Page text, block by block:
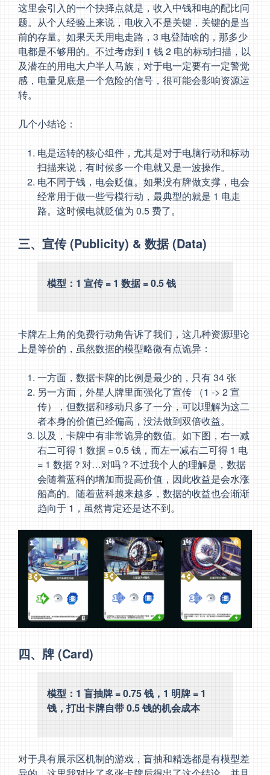
这里会引入的一个抉择点就是，收入中钱和电的配比问
题。从个人经验上来说，电收入不是关键，关键的是当
前的存量。如果天天用电走路，3 电登陆啥的，那多少
电都是不够用的。不过考虑到 1 钱 2 电的标动扫描，以
及潜在的用电大户半人马族，对于电一定要有一定警觉
感，电量见底是一个危险的信号，很可能会影响资源运
转。
几个小结论：
电是运转的核心组件，尤其是对于电脑行动和标动
扫描来说，有时候多一个电就又是一波操作。
电不同于钱，电会贬值。如果没有牌做支撑，电会
经常用于做一些亏模行动，最典型的就是 1 电走
路。这时候电就贬值为 0.5 费了。
三、宣传 (Publicity) & 数据 (Data)
模型：1 宣传 = 1 数据 = 0.5 钱
卡牌左上角的免费行动角告诉了我们，这几种资源理论
上是等价的，虽然数据的模型略微有点诡异：
一方面，数据卡牌的比例是最少的，只有 34 张
另一方面，外星人牌里面强化了宣传 （1 -> 2 宣
传），但数据和移动只多了一分，可以理解为这二
者本身的价值已经偏高，没法做到双倍收益。
以及，卡牌中有非常诡异的数值。如下图，右一减
右二可得 1 数据 = 0.5 钱，而左一减右二可得 1 电
= 1 数据？对…对吗？不过我个人的理解是，数据
会随着蓝科的增加而提高价值，因此收益是会水涨
船高的。随着蓝科越来越多，数据的收益也会渐渐
趋向于 1，虽然肯定还是达不到。
四、牌 (Card)
模型：1 盲抽牌 = 0.75 钱，1 明牌 = 1
钱，打出卡牌自带 0.5 钱的机会成本
对于具有展示区机制的游戏，盲抽和精选都是有模型差